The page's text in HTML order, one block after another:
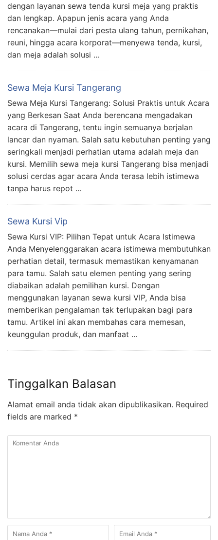
dengan layanan sewa tenda kursi meja yang praktis
dan lengkap. Apapun jenis acara yang Anda
rencanakan—mulai dari pesta ulang tahun, pernikahan,
reuni, hingga acara korporat—menyewa tenda, kursi,
dan meja adalah solusi …
Sewa Meja Kursi Tangerang
Sewa Meja Kursi Tangerang: Solusi Praktis untuk Acara
yang Berkesan Saat Anda berencana mengadakan
acara di Tangerang, tentu ingin semuanya berjalan
lancar dan nyaman. Salah satu kebutuhan penting yang
seringkali menjadi perhatian utama adalah meja dan
kursi. Memilih sewa meja kursi Tangerang bisa menjadi
solusi cerdas agar acara Anda terasa lebih istimewa
tanpa harus repot …
Sewa Kursi Vip
Sewa Kursi VIP: Pilihan Tepat untuk Acara Istimewa
Anda Menyelenggarakan acara istimewa membutuhkan
perhatian detail, termasuk memastikan kenyamanan
para tamu. Salah satu elemen penting yang sering
diabaikan adalah pemilihan kursi. Dengan
menggunakan layanan sewa kursi VIP, Anda bisa
memberikan pengalaman tak terlupakan bagi para
tamu. Artikel ini akan membahas cara memesan,
keunggulan produk, dan manfaat …
Tinggalkan Balasan
Alamat email anda tidak akan dipublikasikan. Required
fields are marked *